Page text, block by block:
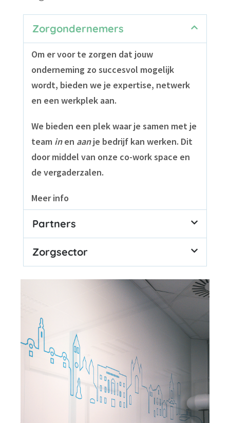
Zorgondernemers
Om er voor te zorgen dat jouw
onderneming zo succesvol mogelijk
wordt, bieden we je expertise, netwerk
en een werkplek aan.
We bieden een plek waar je samen met je
team inen aanje bedrijf kan werken. Dit
door middel van onze co-work space en
de vergaderzalen.
Meer info
Partners
Zorgsector